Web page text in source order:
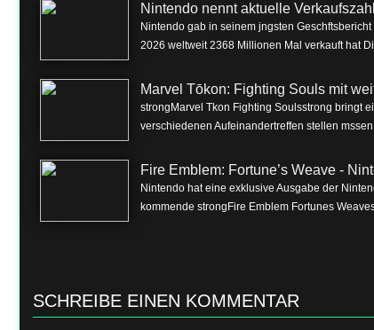
Nintendo nennt aktuelle
Nintendo gab in seinem jngsten
2026 weltweit 2368 Millionen Mal verkauft hat
Marvel Tōkon: Fighting Souls mit
strongMarvel Tkon Fighting Soulsstrong bringt
verschiedenen Aufeinandertreffen stellen
Fire Emblem: Fortune’s Weave -
Nintendo hat eine exklusive Ausgabe der
kommende strongFire Emblem Fortunes
SCHREIBE EINEN KOMMENTAR